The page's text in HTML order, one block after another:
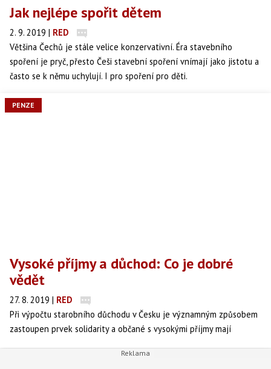
Jak nejlépe spořit dětem
2. 9. 2019 | RED
Většina Čechů je stále velice konzervativní. Éra stavebního
spoření je pryč, přesto Češi stavební spoření vnímají jako jistotu a
často se k němu uchylují. I pro spoření pro děti.
PENZE
Vysoké příjmy a důchod: Co je dobré
vědět
27. 8. 2019 | RED
Při výpočtu starobního důchodu v Česku je významným způsobem
zastoupen prvek solidarity a občané s vysokými příjmy mají
důchodu. Jaká pravidla platí při výpočtu důchodu pro lidi s vyššími